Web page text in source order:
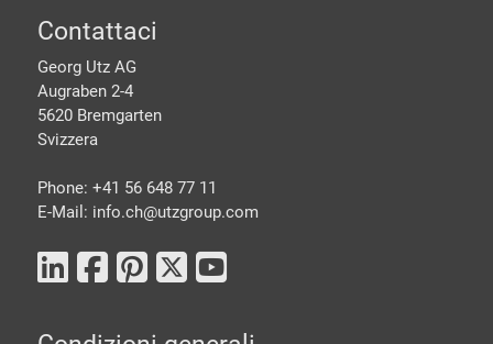
piè di pagine
Contattaci
Georg Utz AG
Augraben 2-4
5620 Bremgarten
Svizzera
Phone: +41 56 648 77 11
E-Mail: info.ch@utzgroup.com